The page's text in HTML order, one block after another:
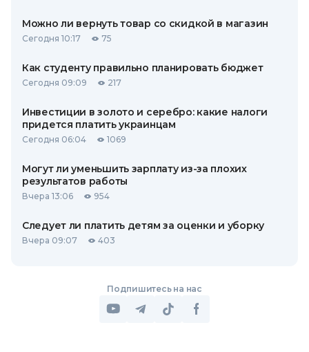
Можно ли вернуть товар со скидкой в ​​магазин
Сегодня 10:17 75
Как студенту правильно планировать бюджет
Сегодня 09:09 217
Инвестиции в золото и серебро: какие налоги
придется платить украинцам
Сегодня 06:04 1069
Могут ли уменьшить зарплату из-за плохих
результатов работы
Вчера 13:06 954
Следует ли платить детям за оценки и уборку
Вчера 09:07 403
Подпишитесь на нас